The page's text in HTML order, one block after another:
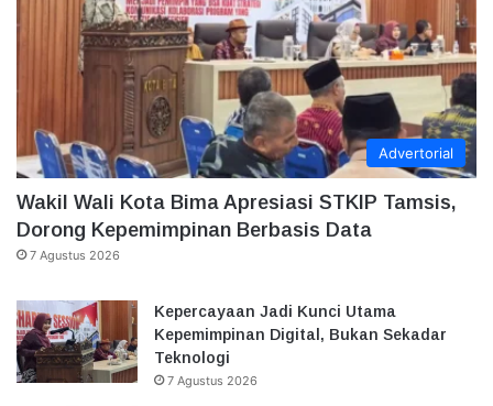
Advertorial
Wakil Wali Kota Bima Apresiasi STKIP Tamsis,
Dorong Kepemimpinan Berbasis Data
7 Agustus 2026
Kepercayaan Jadi Kunci Utama
Kepemimpinan Digital, Bukan Sekadar
Teknologi
7 Agustus 2026